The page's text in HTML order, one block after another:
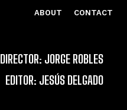
ABOUT CONTACT
DIRECTOR: JORGE ROBLES
EDITOR: JESÚS DELGADO